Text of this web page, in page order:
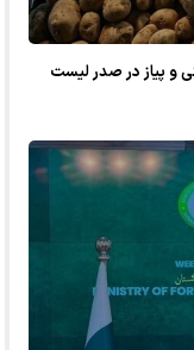
و پیاز در صدر لیست